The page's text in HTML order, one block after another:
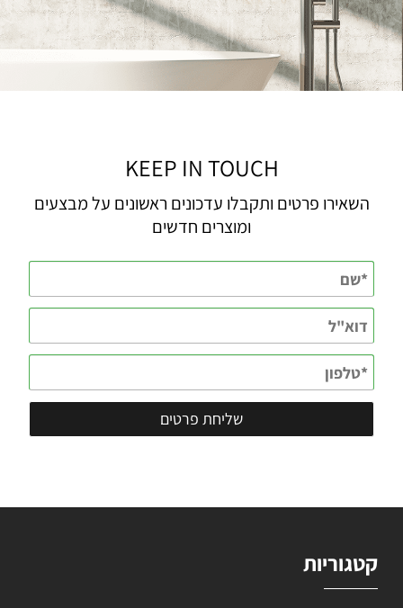
KEEP IN TOUCH
השאירו פרטים ותקבלו עדכונים ראשונים על מבצעים
ומוצרים חדשים
קטגוריות